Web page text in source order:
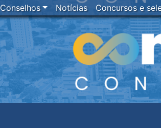
Conselhos Notícias Concursos e